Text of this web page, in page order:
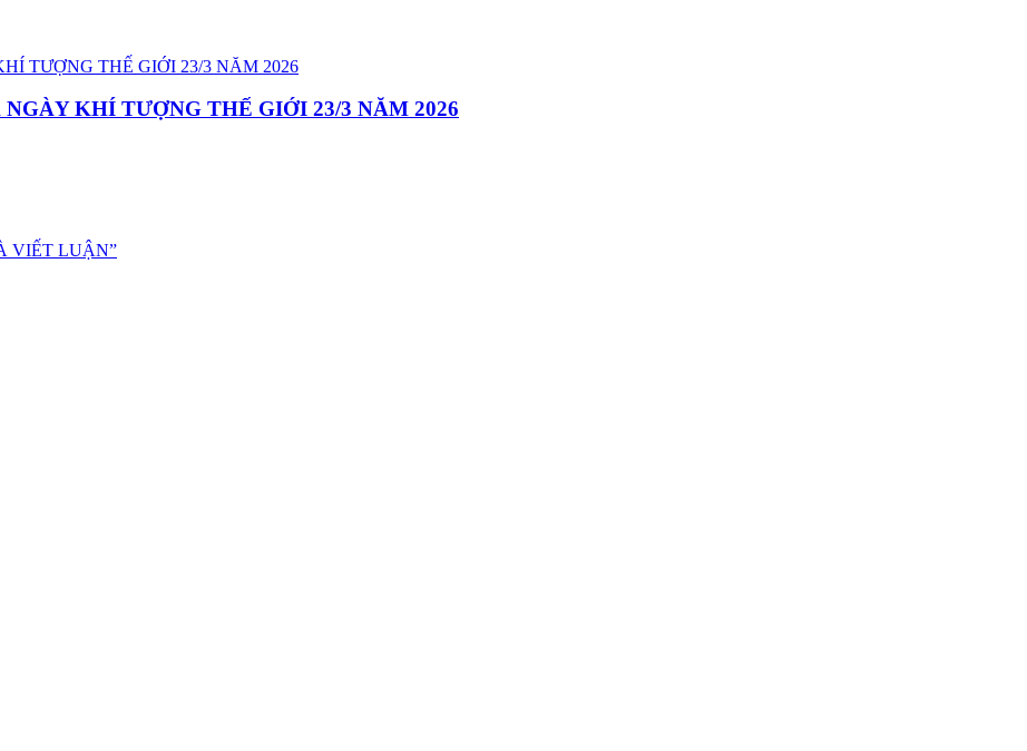
KHÍ TƯỢNG THẾ GIỚI 23/3 NĂM 2026
VIẾT LUẬN”